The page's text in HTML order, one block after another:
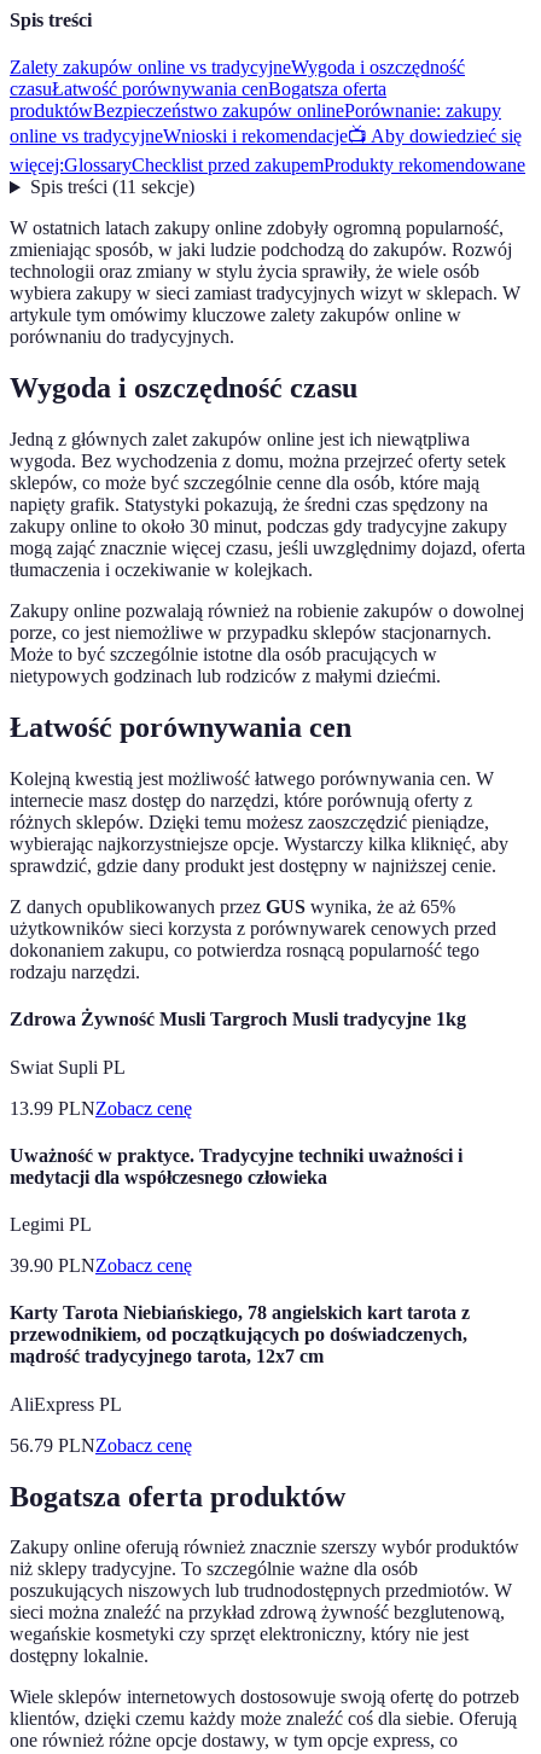
Spis treści
Zalety zakupów online vs tradycyjneWygoda i oszczędność
czasuŁatwość porównywania cenBogatsza oferta
produktówBezpieczeństwo zakupów onlinePorównanie: zakupy
online vs tradycyjneWnioski i rekomendacje📺 Aby dowiedzieć się
więcej:GlossaryChecklist przed zakupemProdukty rekomendowane
Spis treści(11 sekcje)
W ostatnich latach zakupy online zdobyły ogromną popularność,
zmieniając sposób, w jaki ludzie podchodzą do zakupów. Rozwój
technologii oraz zmiany w stylu życia sprawiły, że wiele osób
wybiera zakupy w sieci zamiast tradycyjnych wizyt w sklepach. W
artykule tym omówimy kluczowe zalety zakupów online w
porównaniu do tradycyjnych.
Wygoda i oszczędność czasu
Jedną z głównych zalet zakupów online jest ich niewątpliwa
wygoda. Bez wychodzenia z domu, można przejrzeć oferty setek
sklepów, co może być szczególnie cenne dla osób, które mają
napięty grafik. Statystyki pokazują, że średni czas spędzony na
zakupy online to około 30 minut, podczas gdy tradycyjne zakupy
mogą zająć znacznie więcej czasu, jeśli uwzględnimy dojazd, oferta
tłumaczenia i oczekiwanie w kolejkach.
Zakupy online pozwalają również na robienie zakupów o dowolnej
porze, co jest niemożliwe w przypadku sklepów stacjonarnych.
Może to być szczególnie istotne dla osób pracujących w
nietypowych godzinach lub rodziców z małymi dziećmi.
Łatwość porównywania cen
Kolejną kwestią jest możliwość łatwego porównywania cen. W
internecie masz dostęp do narzędzi, które porównują oferty z
różnych sklepów. Dzięki temu możesz zaoszczędzić pieniądze,
wybierając najkorzystniejsze opcje. Wystarczy kilka kliknięć, aby
sprawdzić, gdzie dany produkt jest dostępny w najniższej cenie.
Z danych opublikowanych przez GUS wynika, że aż 65%
użytkowników sieci korzysta z porównywarek cenowych przed
dokonaniem zakupu, co potwierdza rosnącą popularność tego
rodzaju narzędzi.
Zdrowa Żywność Musli Targroch Musli tradycyjne 1kg
Swiat Supli PL
13.99 PLNZobacz cenę
Uważność w praktyce. Tradycyjne techniki uważności i
medytacji dla współczesnego człowieka
Legimi PL
39.90 PLNZobacz cenę
Karty Tarota Niebiańskiego, 78 angielskich kart tarota z
przewodnikiem, od początkujących po doświadczenych,
mądrość tradycyjnego tarota, 12x7 cm
AliExpress PL
56.79 PLNZobacz cenę
Bogatsza oferta produktów
Zakupy online oferują również znacznie szerszy wybór produktów
niż sklepy tradycyjne. To szczególnie ważne dla osób
poszukujących niszowych lub trudnodostępnych przedmiotów. W
sieci można znaleźć na przykład zdrową żywność bezglutenową,
wegańskie kosmetyki czy sprzęt elektroniczny, który nie jest
dostępny lokalnie.
Wiele sklepów internetowych dostosowuje swoją ofertę do potrzeb
klientów, dzięki czemu każdy może znaleźć coś dla siebie. Oferują
one również różne opcje dostawy, w tym opcje express, co